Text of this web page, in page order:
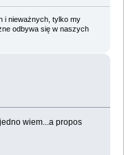
i nieważnych, tylko my
odbywa się w naszych
wiem...a propos